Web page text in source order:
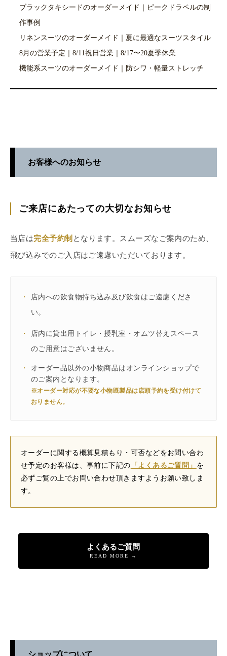
ブラックタキシードのオーダーメイド｜ピークドラペルの制
作事例
リネンスーツのオーダーメイド｜夏に最適なスーツスタイル
8月の営業予定｜8/11祝日営業｜8/17〜20夏季休業
機能系スーツのオーダーメイド｜防シワ・軽量ストレッチ
お客様へのお知らせ
ご来店にあたっての大切なお知らせ
当店は完全予約制 となります。スムーズなご案内のため、
飛び込みでのご入店はご遠慮いただいております。
・
店内への飲食物持ち込み及び飲食はご遠慮くださ
い。
・
店内に貸出用トイレ・授乳室・オムツ替えスペース
のご用意はございません。
・
オーダー品以外の小物商品はオンラインショップで
のご案内となります。
※オーダー対応が不要な小物既製品は店頭予約を受け付けて
おりません。
オーダーに関する概算見積もり・可否などをお問い合わ
せ予定のお客様は、事前に下記の 「よくあるご質問」 を
必ずご覧の上でお問い合わせ頂きますようお願い致しま
す。
よくあるご質問
READ MORE →
ショップについて